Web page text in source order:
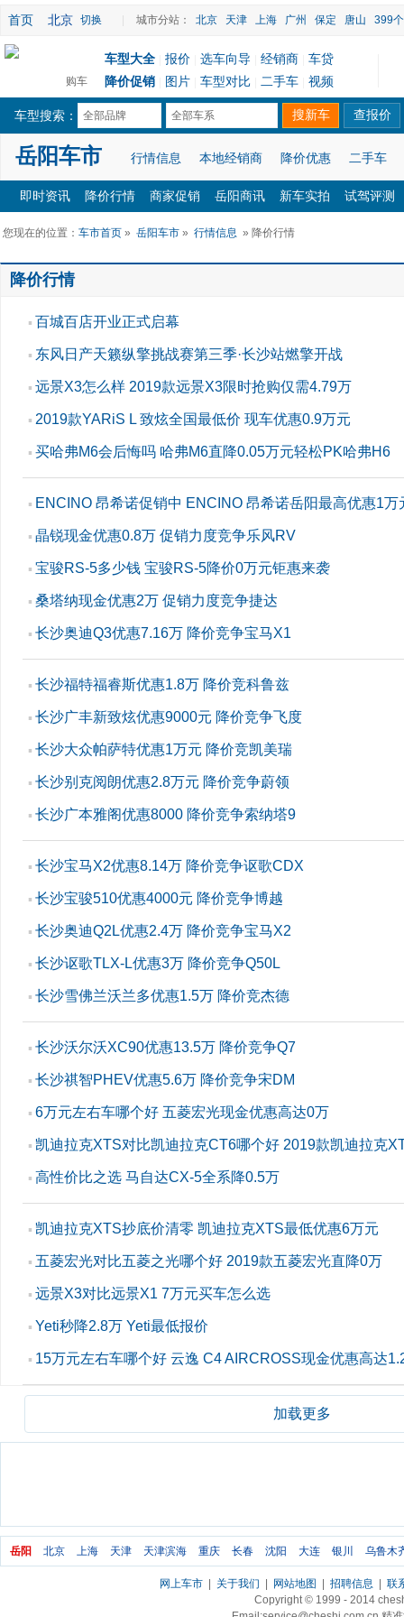
首页 北京 切换 城市分站： 北京 天津 上海 广州 保定 唐山 399
购车
车型大全 报价 选车向导 经销商
车贷
降价促销
图片 车型对比 二手车 视频
车型搜索： 全部品牌 全部车系
岳阳车市 行情信息 本地经销商 降价优惠 二手车
即时资讯 降价行情 商家促销 岳阳商讯 新车实拍 试驾评测
您现在的位置： 车市首页 » 岳阳车市 » 行情信息 » 降价行情
降价行情
▪ 百城百店开业正式启幕
▪ 东风日产天籁纵擎挑战赛第三季·长沙站燃擎开战
▪ 远景X3怎么样 2019款远景X3限时抢购仅需4.79万
▪ 2019款YARiS L 致炫全国最低价 现车优惠0.9万元
▪ 买哈弗M6会后悔吗 哈弗M6直降0.05万元轻松PK哈弗H6
▪ ENCINO 昂希诺促销中 ENCINO 昂希诺岳阳最高优惠1万
▪ 晶锐现金优惠0.8万 促销力度竞争乐风RV
▪ 宝骏RS-5多少钱 宝骏RS-5降价0万元钜惠来袭
▪ 桑塔纳现金优惠2万 促销力度竞争捷达
▪ 长沙奥迪Q3优惠7.16万 降价竞争宝马X1
▪ 长沙福特福睿斯优惠1.8万 降价竞科鲁兹
▪ 长沙广丰新致炫优惠9000元 降价竞争飞度
▪ 长沙大众帕萨特优惠1万元 降价竞凯美瑞
▪ 长沙别克阅朗优惠2.8万元 降价竞争蔚领
▪ 长沙广本雅阁优惠8000 降价竞争索纳塔9
▪ 长沙宝马X2优惠8.14万 降价竞争讴歌CDX
▪ 长沙宝骏510优惠4000元 降价竞争博越
▪ 长沙奥迪Q2L优惠2.4万 降价竞争宝马X2
▪ 长沙讴歌TLX-L优惠3万 降价竞争Q50L
▪ 长沙雪佛兰沃兰多优惠1.5万 降价竞杰德
▪ 长沙沃尔沃XC90优惠13.5万 降价竞争Q7
▪ 长沙祺智PHEV优惠5.6万 降价竞争宋DM
▪ 6万元左右车哪个好 五菱宏光现金优惠高达0万
▪ 凯迪拉克XTS对比凯迪拉克CT6哪个好 2019款凯迪拉克
▪ 高性价比之选 马自达CX-5全系降0.5万
▪ 凯迪拉克XTS抄底价清零 凯迪拉克XTS最低优惠6万元
▪ 五菱宏光对比五菱之光哪个好 2019款五菱宏光直降0万
▪ 远景X3对比远景X1 7万元买车怎么选
▪ Yeti秒降2.8万 Yeti最低报价
▪ 15万元左右车哪个好 云逸 C4 AIRCROSS现金优惠高达
加载更多
岳阳 北京 上海 天津 天津滨海 重庆 长春 沈阳 大连 银川 乌鲁木
网上车市| 关于我们 网站地图 招聘信息
联
Copyright © 1999 - 2014